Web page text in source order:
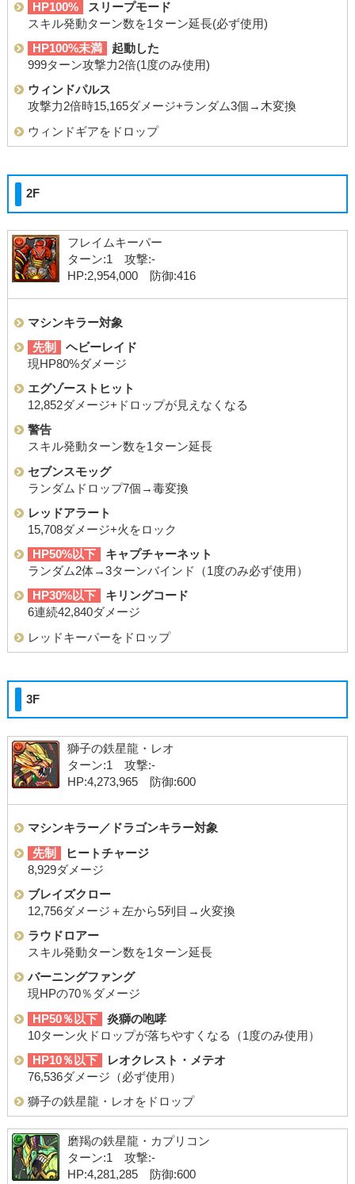
HP100%
スリープモード
スキル発動ターン数を1ターン延長(必ず使用)
HP100%未満
起動した
999ターン攻撃力2倍(1度のみ使用)
ウィンドパルス
攻撃力2倍時15,165ダメージ+ランダム3個→木変換
ウィンドギアをドロップ
2F
フレイムキーパー
ターン:1 攻撃:-
HP:2,954,000 防御:416
マシンキラー対象
先制
ヘビーレイド
現HP80%ダメージ
エグゾーストヒット
12,852ダメージ+ドロップが見えなくなる
警告
スキル発動ターン数を1ターン延長
セブンスモッグ
ランダムドロップ7個→毒変換
レッドアラート
15,708ダメージ+火をロック
HP50%以下
キャプチャーネット
ランダム2体→3ターンバインド（1度のみ必ず使用）
HP30%以下
キリングコード
6連続42,840ダメージ
レッドキーパーをドロップ
3F
獅子の鉄星龍・レオ
ターン:1 攻撃:-
HP:4,273,965 防御:600
マシンキラー／ドラゴンキラー対象
先制
ヒートチャージ
8,929ダメージ
ブレイズクロー
12,756ダメージ＋左から5列目→火変換
ラウドロアー
スキル発動ターン数を1ターン延長
バーニングファング
現HPの70％ダメージ
HP50％以下
炎獅の咆哮
10ターン火ドロップが落ちやすくなる（1度のみ使用）
HP10％以下
レオクレスト・メテオ
76,536ダメージ（必ず使用）
獅子の鉄星龍・レオをドロップ
磨羯の鉄星龍・カプリコン
ターン:1 攻撃:-
HP:4,281,285 防御:600